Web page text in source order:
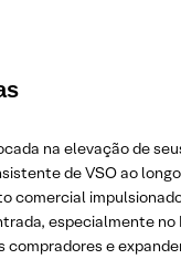
na elevação de
de VSO ao
especialmente
e